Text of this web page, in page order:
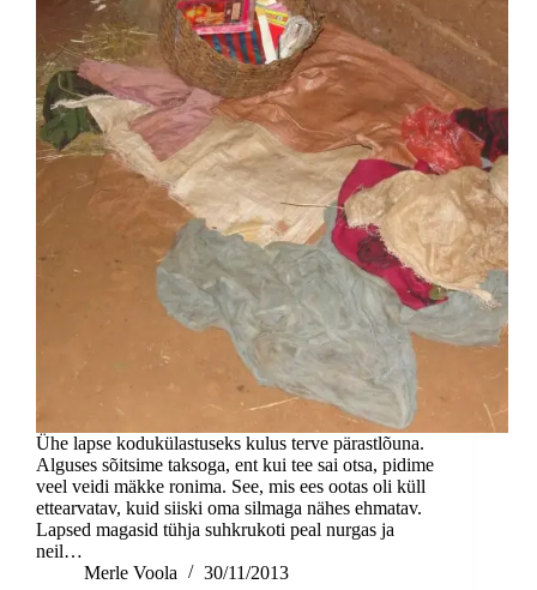
Ühe lapse kodukülastuseks kulus terve pärastlõuna.
Alguses sõitsime taksoga, ent kui tee sai otsa, pidime
veel veidi mäkke ronima. See, mis ees ootas oli küll
ettearvatav, kuid siiski oma silmaga nähes ehmatav.
Lapsed magasid tühja suhkrukoti peal nurgas ja
neil…
Merle Voola
30/11/2013